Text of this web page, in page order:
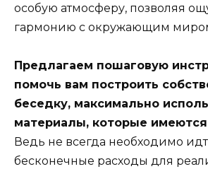
особую атмосферу, позволяя
гармонию с окружающим
Предлагаем пошаговую
помочь вам построить
беседку, максимально
материалы, которые
Ведь не всегда необходимо
бесконечные расходы для